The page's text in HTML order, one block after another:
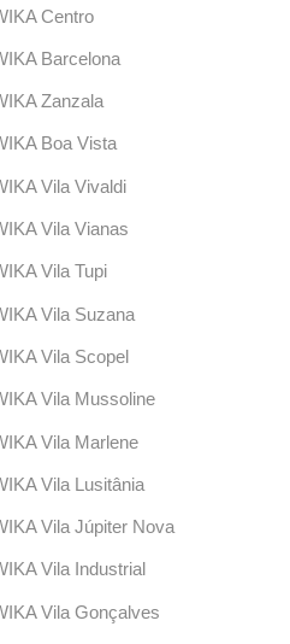
Centro
Barcelona
Zanzala
Boa Vista
Vila Vivaldi
Vila Vianas
Vila Tupi
Vila Suzana
Vila Scopel
Vila Mussoline
Vila Marlene
Vila Lusitânia
Vila Júpiter Nova
Vila Industrial
Vila Gonçalves